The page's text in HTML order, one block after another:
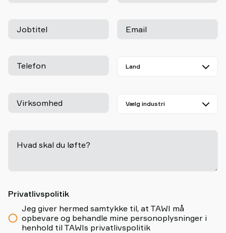
Jobtitel Email
Telefon
Virksomhed
Hvad skal du løfte?
Privatlivspolitik
Jeg giver hermed samtykke til, at TAWI må
opbevare og behandle mine personoplysninger i
henhold til TAWIs privatlivspolitik